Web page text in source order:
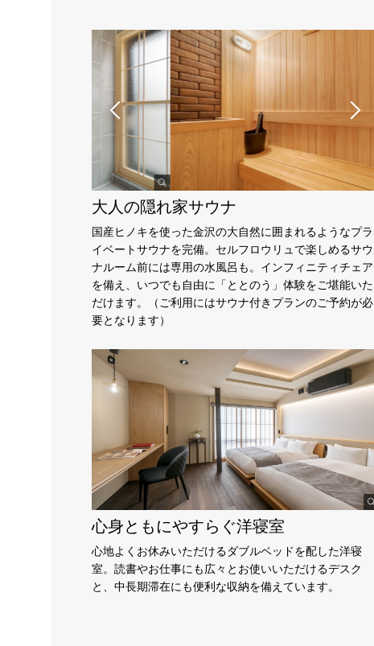
大人の隠れ家サウナ
国産ヒノキを使った金沢の大自然に囲まれるようなプラ
イベートサウナを完備。セルフロウリュで楽しめるサウ
ナルーム前には専用の水風呂も。インフィニティチェア
を備え、いつでも自由に「ととのう」体験をご堪能いた
だけます。（ご利用にはサウナ付きプランのご予約が必
要となります）
心身ともにやすらぐ洋寝室
心地よくお休みいただけるダブルベッドを配した洋寝
室。読書やお仕事にも広々とお使いいただけるデスク
と、中長期滞在にも便利な収納を備えています。